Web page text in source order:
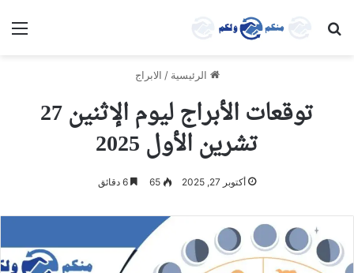
بحث عن
الرئيسية / الابراج
توقعات الأبراج ليوم الإثنين 27
تشرين الأول 2025
أكتوبر 27, 2025 65